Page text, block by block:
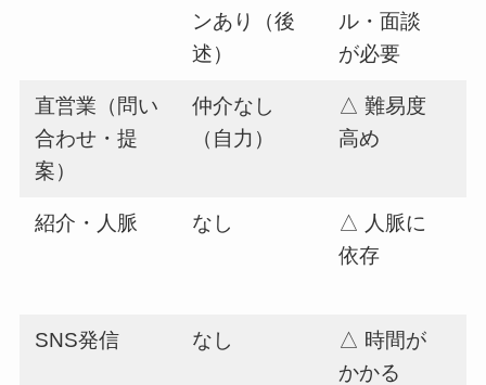
ンあり（後
述）
ル・面談
が必要
直営業（問い
合わせ・提
案）
仲介なし
（自力）
△ 難易度
高め
紹介・人脈 なし
△ 人脈に
依存
SNS発信 なし
△ 時間が
かかる